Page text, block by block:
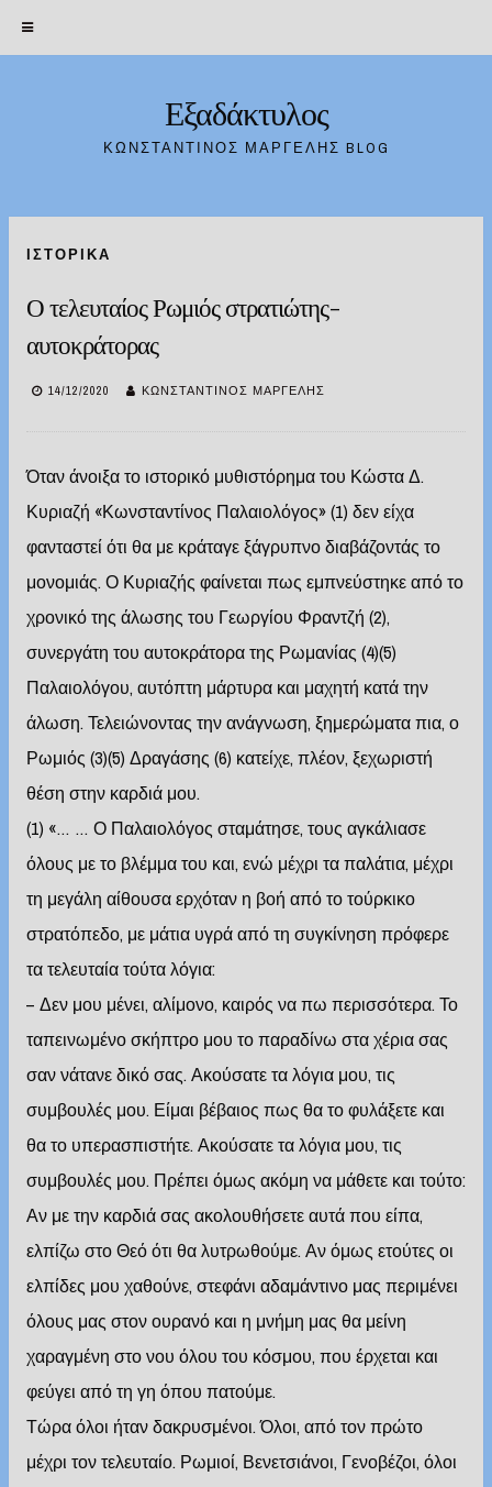
Εξαδάκτυλος
ΚΩΝΣΤΑΝΤΊΝΟΣ ΜΑΡΓΈΛΗΣ BLOG
ΙΣΤΟΡΙΚΆ
Ο τελευταίος Ρωμιός στρατιώτης-
αυτοκράτορας
14/12/2020 ΚΩΝΣΤΑΝΤΊΝΟΣ ΜΑΡΓΈΛΗΣ
Όταν άνοιξα το ιστορικό μυθιστόρημα του Κώστα Δ.
Κυριαζή «Κωνσταντίνος Παλαιολόγος» (1) δεν είχα
φανταστεί ότι θα με κράταγε ξάγρυπνο διαβάζοντάς το
μονομιάς. Ο Κυριαζής φαίνεται πως εμπνεύστηκε από το
χρονικό της άλωσης του Γεωργίου Φραντζή (2),
συνεργάτη του αυτοκράτορα της Ρωμανίας (4)(5)
Παλαιολόγου, αυτόπτη μάρτυρα και μαχητή κατά την
άλωση. Τελειώνοντας την ανάγνωση, ξημερώματα πια, ο
Ρωμιός (3)(5) Δραγάσης (6) κατείχε, πλέον, ξεχωριστή
θέση στην καρδιά μου.
(1) «… … Ο Παλαιολόγος σταμάτησε, τους αγκάλιασε
όλους με το βλέμμα του και, ενώ μέχρι τα παλάτια, μέχρι
τη μεγάλη αίθουσα ερχόταν η βοή από το τούρκικο
στρατόπεδο, με μάτια υγρά από τη συγκίνηση πρόφερε
τα τελευταία τούτα λόγια:
– Δεν μου μένει, αλίμονο, καιρός να πω περισσότερα. Το
ταπεινωμένο σκήπτρο μου το παραδίνω στα χέρια σας
σαν νάτανε δικό σας. Ακούσατε τα λόγια μου, τις
συμβουλές μου. Είμαι βέβαιος πως θα το φυλάξετε και
θα το υπερασπιστήτε. Ακούσατε τα λόγια μου, τις
συμβουλές μου. Πρέπει όμως ακόμη να μάθετε και τούτο:
Αν με την καρδιά σας ακολουθήσετε αυτά που είπα,
ελπίζω στο Θεό ότι θα λυτρωθούμε. Αν όμως ετούτες οι
ελπίδες μου χαθούνε, στεφάνι αδαμάντινο μας περιμένει
όλους μας στον ουρανό και η μνήμη μας θα μείνη
χαραγμένη στο νου όλου του κόσμου, που έρχεται και
φεύγει από τη γη όπου πατούμε.
Τώρα όλοι ήταν δακρυσμένοι. Όλοι, από τον πρώτο
μέχρι τον τελευταίο. Ρωμιοί, Βενετσιάνοι, Γενοβέζοι, όλοι